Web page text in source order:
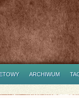
ARCHIWUM